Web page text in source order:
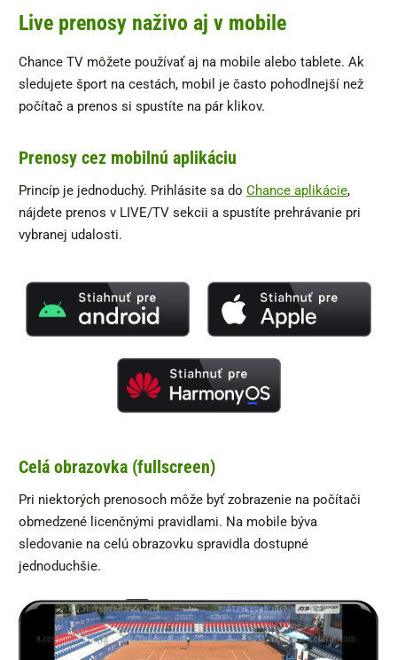
Live prenosy naživo aj v mobile
Chance TV môžete používať aj na mobile alebo tablete. Ak
sledujete šport na cestách, mobil je často pohodlnejší než
počítač a prenos si spustíte na pár klikov.
Prenosy cez mobilnú aplikáciu
Princíp je jednoduchý. Prihlásite sa do Chance aplikácie,
nájdete prenos v LIVE/TV sekcii a spustíte prehrávanie pri
vybranej udalosti.
Celá obrazovka (fullscreen)
Pri niektorých prenosoch môže byť zobrazenie na počítači
obmedzené licenčnými pravidlami. Na mobile býva
sledovanie na celú obrazovku spravidla dostupné
jednoduchšie.